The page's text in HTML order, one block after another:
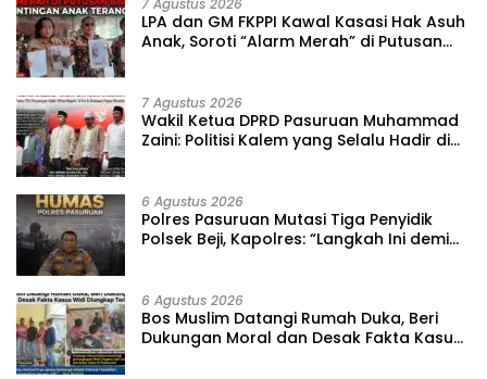
‎LPA dan GM FKPPI Kawal Kasasi Hak Asuh
Anak, Soroti “Alarm Merah” di Putusan
7 Agustus 2026
‎Wakil Ketua DPRD Pasuruan Muhammad
Zaini: Politisi Kalem yang Selalu Hadir di
6 Agustus 2026
‎Polres Pasuruan Mutasi Tiga Penyidik
Polsek Beji, Kapolres: “Langkah Ini demi
6 Agustus 2026
‎Bos Muslim Datangi Rumah Duka, Beri
Dukungan Moral dan Desak Fakta Kasus